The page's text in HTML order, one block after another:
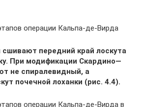
операции Кальпа-де-Вирда
передний край лоскута
При модификации Скардино—
не спиралевидный, а
почечной лоханки (рис. 4.4).
операции Кальпа-де-Вирда в